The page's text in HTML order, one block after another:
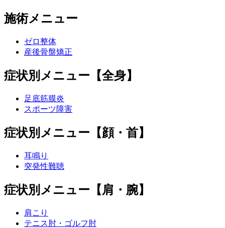
施術メニュー
ゼロ整体
産後骨盤矯正
症状別メニュー【全身】
足底筋膜炎
スポーツ障害
症状別メニュー【顔・首】
耳鳴り
突発性難聴
症状別メニュー【肩・腕】
肩こり
テニス肘・ゴルフ肘